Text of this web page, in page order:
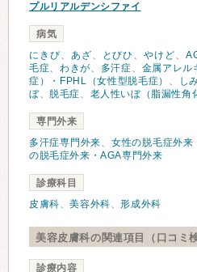
プルリアルデンシファイ
病気
にきび、 あざ、 とびひ 、やけど、
毛症、わきが、 多汗症、 金属アレル
症）・FPHL（女性型脱毛症） 、 し
ぼ、 脱毛症、 老人性いぼ（脂漏性角
専門外来
多汗症専門外来、 女性の脱毛症外来
の脱毛症外来・AGA専門外来
診療科目
皮膚科、美容外科、形成外科
美容皮膚科の関連項目（口コミ
診療内容